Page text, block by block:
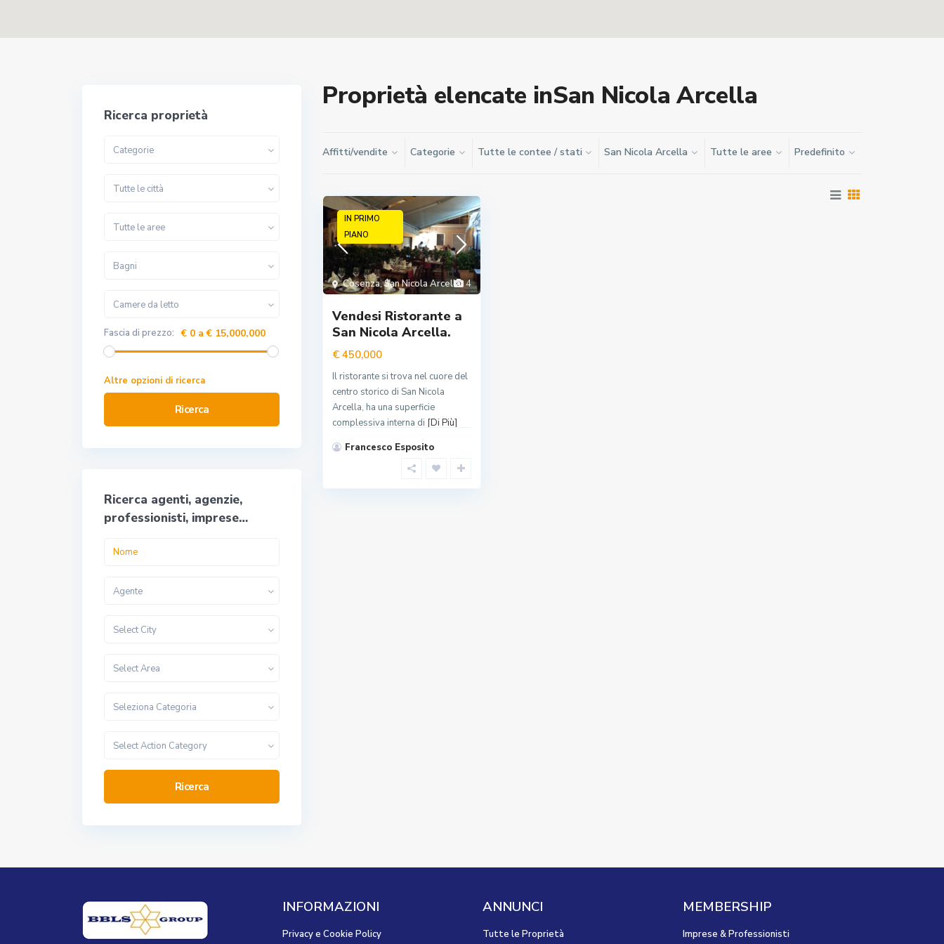
Proprietà elencate inSan Nicola Arcella
Affitti/vendite Categorie Tutte le contee / stati San Nicola Arcella Tutte le aree Predefinito
4
Cosenza,San Nicola Arcella
IN PRIMO
PIANO
Vendesi Ristorante a
San Nicola Arcella.
€ 450,000
Il ristorante si trova nel cuore del
centro storico di San Nicola
Arcella, ha una superficie
complessiva interna di [Di Più]
Francesco Esposito
Ricerca proprietà
Categorie
Tutte le città
Tutte le aree
Bagni
Camere da letto
Fascia di prezzo: € 0 a € 15,000,000
Altre opzioni di ricerca
Ricerca
Ricerca agenti, agenzie,
professionisti, imprese…
Agente
Select City
Select Area
Seleziona Categoria
Select Action Category
Ricerca
INFORMAZIONI
Privacy e Cookie Policy
ANNUNCI
Tutte le Proprietà
MEMBERSHIP
Imprese & Professionisti